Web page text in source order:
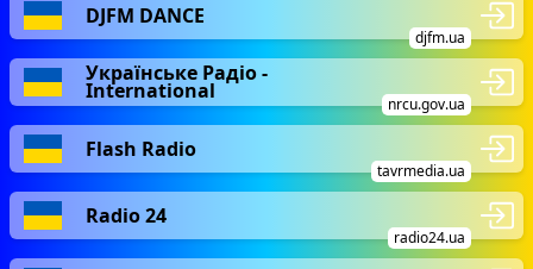
DJFM DANCE
djfm.ua
Українське Радіо -
International
nrcu.gov.ua
Flash Radio
tavrmedia.ua
Radio 24
radio24.ua